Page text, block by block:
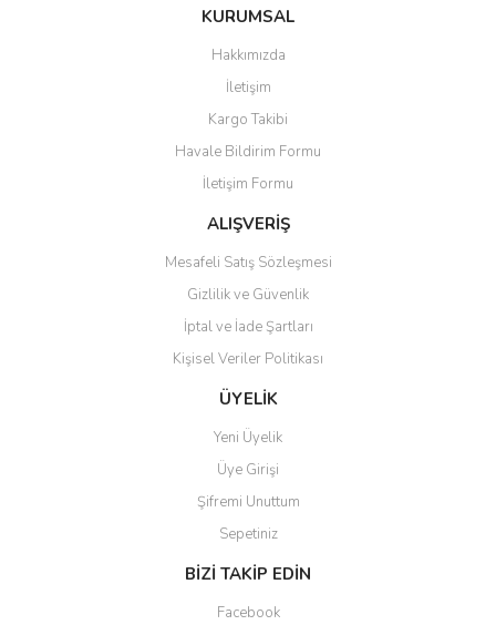
Bu ürüne ilk yorumu siz yapın!
Yorum Yaz
Ürün resmi kalitesiz, bozuk veya görüntülenemiyor.
Ürün açıklamasında eksik bilgiler bulunuyor.
Ürün bilgilerinde hatalar bulunuyor.
Ürün fiyatı diğer sitelerden daha pahalı.
Bu ürüne benzer farklı alternatifler olmalı.
Gönder
KURUMSAL
Hakkımızda
İletişim
Kargo Takibi
Havale Bildirim Formu
İletişim Formu
ALIŞVERİŞ
Mesafeli Satış Sözleşmesi
Gizlilik ve Güvenlik
İptal ve İade Şartları
Kişisel Veriler Politikası
ÜYELİK
Yeni Üyelik
Üye Girişi
Şifremi Unuttum
Sepetiniz
BİZİ TAKİP EDİN
Facebook